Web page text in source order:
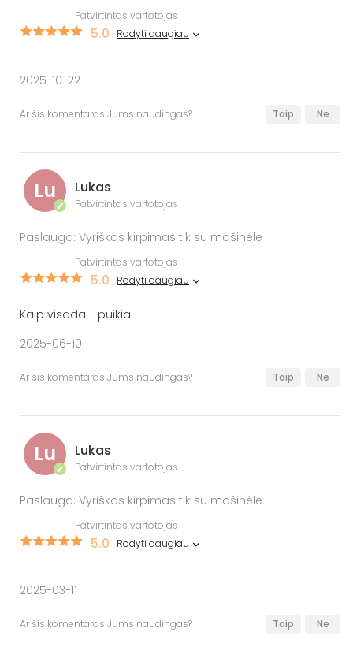
Patvirtintas vartotojas
5.0 Rodyti daugiau
2025-10-22
Ar šis komentaras Jums naudingas? Taip Ne
Lu
✔
Lukas
Patvirtintas vartotojas
Paslauga: Vyriškas kirpimas tik su mašinėle
Patvirtintas vartotojas
5.0 Rodyti daugiau
Kaip visada - puikiai
2025-06-10
Ar šis komentaras Jums naudingas? Taip Ne
Lu
✔
Lukas
Patvirtintas vartotojas
Paslauga: Vyriškas kirpimas tik su mašinėle
Patvirtintas vartotojas
5.0 Rodyti daugiau
2025-03-11
Ar šis komentaras Jums naudingas? Taip Ne